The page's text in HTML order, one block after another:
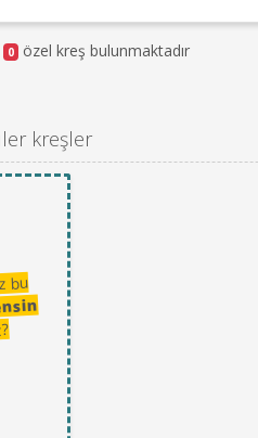
0 özel kreş bulunmaktadır
kreşler
bu